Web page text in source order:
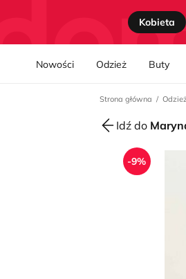
Nawgiacja kategorii
Kobieta
Nowości Odzież Buty
Strona główna
Idź do
-9%